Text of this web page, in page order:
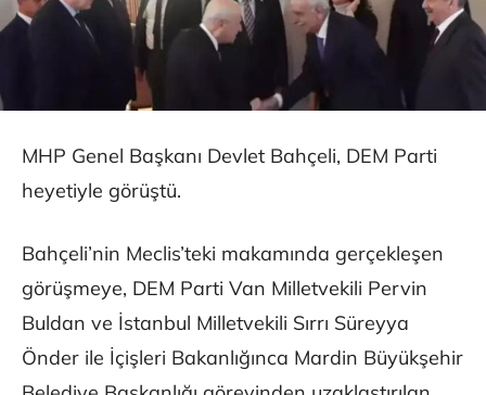
MHP Genel Başkanı Devlet Bahçeli, DEM Parti
heyetiyle görüştü.
Bahçeli’nin Meclis’teki makamında gerçekleşen
görüşmeye, DEM Parti Van Milletvekili Pervin
Buldan ve İstanbul Milletvekili Sırrı Süreyya
Önder ile İçişleri Bakanlığınca Mardin Büyükşehir